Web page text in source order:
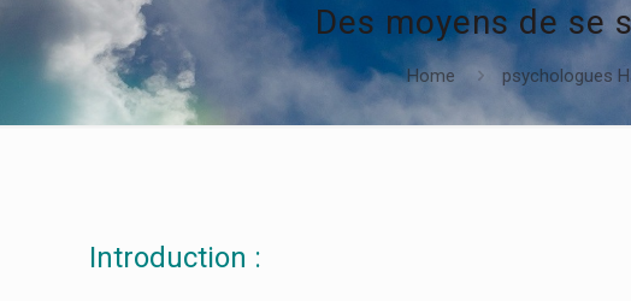
Des moyens de se
Home psychologues
Introduction :